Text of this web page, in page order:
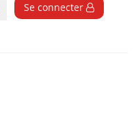
Se connecter